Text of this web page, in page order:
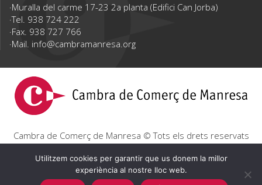
Muralla del carme 17-23 2a planta (Edifici Can Jorba)
Tel. 938 724 222
Fax. 938 727 766
Mail. info@cambramanresa.org
Cambra de Comerç de Manresa © Tots els drets reservats
Avís Legal Política de privacitat Política de cookies
Utilitzem cookies per garantir que us donem la millor
experiència al nostre lloc web.